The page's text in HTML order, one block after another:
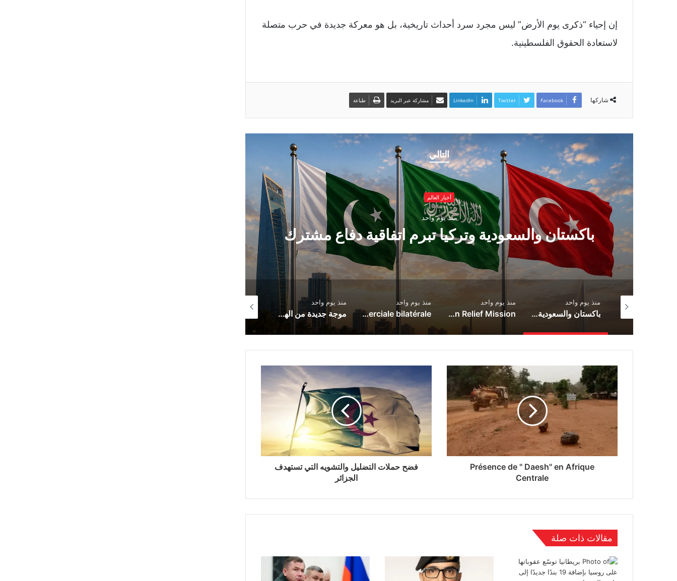
إن إحياء “ذكرى يوم الأرض” ليس مجرد سرد أحداث تاريخية، بل هو معركة جديدة في حرب متصلة
لاستعادة الحقوق الفلسطينية.
شاركها Facebook
Twitter
LinkedIn مشاركة عبر البريد طباعة
التالي
أخبار العالم
منذ يوم واحد
والسعودية وتركيا تبرم اتفاقية دفاع مشترك
Drone Attack Wounds Lebanese Army
During Civilian Relief Mission
منذ يوم واحد
باكستان والسعودية وتركيا تبرم اتفاقية دفاع مشترك
منذ يوم واحد
Zionist Drone Attack Wounds Lebanese Army Engineer During Civilian Relief Mission
منذ يوم واحد
Le nouvel accord de partenariat touristique entre l’Espagne et la Tunisie : un catalyseur de la coopération économique et de l’intégration commerciale bilatérale
منذ يوم واحد
موجة جديدة من الهجمات الأوكرانية تضرب العمق الروسي.. حريق ضخم في يكاترينبورغ وإسقاط مئات المسيّرات
منذ يوم واحد
Présence de " Daesh" en Afrique
Centrale
فضح حملات التضليل والتشويه التي تستهدف
الجزائر
مقالات ذات صلة